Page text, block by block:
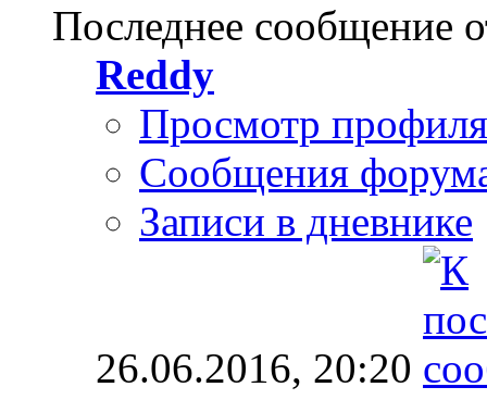
Последнее сообщение
Reddy
Просмотр профиля
Сообщения
Записи в дневнике
26.06.2016, 20:20